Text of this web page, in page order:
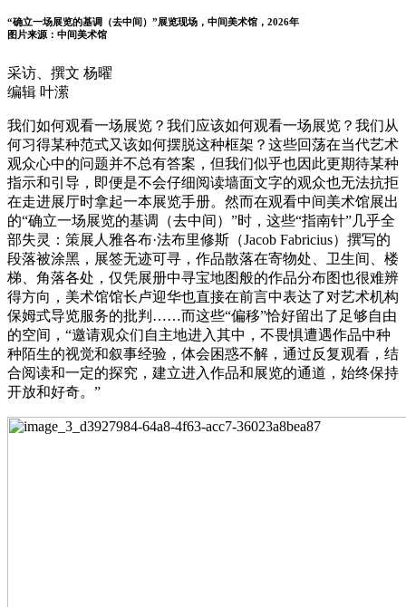
“确立一场展览的基调（去中间）”展览现场，中间美术馆，2026年
图片来源：中间美术馆
采访、撰文 杨曜
编辑 叶潆
我们如何观看一场展览？我们应该如何观看一场展览？我们从
何习得某种范式又该如何摆脱这种框架？这些回荡在当代艺术
观众心中的问题并不总有答案，但我们似乎也因此更期待某种
指示和引导，即便是不会仔细阅读墙面文字的观众也无法抗拒
在走进展厅时拿起一本展览手册。然而在观看中间美术馆展出
的“确立一场展览的基调（去中间）”时，这些“指南针”几乎全
部失灵：策展人雅各布·法布里修斯（Jacob Fabricius）撰写的
段落被涂黑，展签无迹可寻，作品散落在寄物处、卫生间、楼
梯、角落各处，仅凭展册中寻宝地图般的作品分布图也很难辨
得方向，美术馆馆长卢迎华也直接在前言中表达了对艺术机构
保姆式导览服务的批判……而这些“偏移”恰好留出了足够自由
的空间，“邀请观众们自主地进入其中，不畏惧遭遇作品中种
种陌生的视觉和叙事经验，体会困惑不解，通过反复观看，结
合阅读和一定的探究，建立进入作品和展览的通道，始终保持
开放和好奇。”